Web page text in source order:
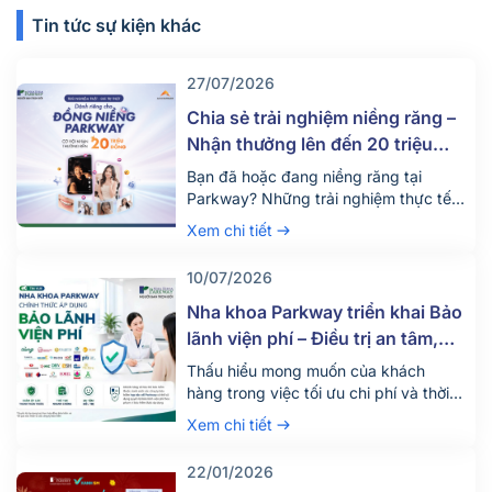
Tin tức sự kiện khác
27/07/2026
Chia sẻ trải nghiệm niềng răng –
Nhận thưởng lên đến 20 triệu
đồng
Bạn đã hoặc đang niềng răng tại
Parkway? Những trải nghiệm thực tế
của bạn có thể giúp nhiều người tự tin
hơn khi đưa ra quyết định thay đổi nụ
câu chuyện chân thực từ chính khách
hàng, Nha khoa Parkway phối hợp
cùng AccessTrade triển khai […]
Xem chi tiết
10/07/2026
Nha khoa Parkway triển khai Bảo
lãnh viện phí – Điều trị an tâm,
tận dụng tối đa quyền lợi bảo
hiểm
Thấu hiểu mong muốn của khách
hàng trong việc tối ưu chi phí và thời
gian khi điều trị nha khoa, Nha khoa
Parkway chính thức triển khai dịch vụ
18/06/2026. Bảo lãnh viện phí là gì?
Xem chi tiết
22/01/2026